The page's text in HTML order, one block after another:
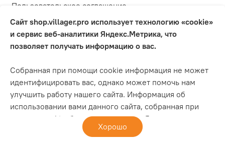
Пользовательское соглашение
Условия обмена и возврата
Обратная связь
Инструкции
Интернет-магазин создан на inSales
Сайт shop.villager.pro использует технологию «cookie»
и сервис веб-аналитики Яндекс.Метрика, что
позволяет получать информацию о вас.
Собранная при помощи cookie информация не может
идентифицировать вас, однако может помочь нам
улучшить работу нашего сайта. Информация об
использовании вами данного сайта, собранная при
помощи cookie, будет передаваться Яндексу и
храниться на сервере Яндекса в ЕС и Российской
Хорошо